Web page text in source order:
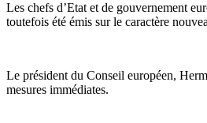
Les chefs d’Etat et de gouvernement
toutefois été émis sur le caractère
Le président du Conseil européen,
mesures immédiates.